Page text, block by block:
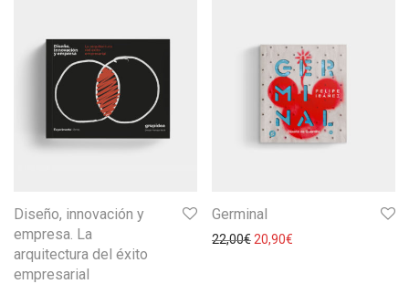
Diseño, innovación y
empresa. La
arquitectura del éxito
empresarial
Germinal
22,00€ 20,90€